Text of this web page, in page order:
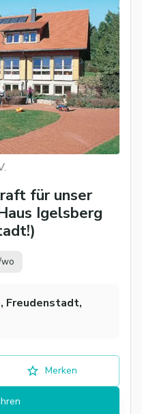
für unser
Igelsberg
Freudenstadt,
Merken